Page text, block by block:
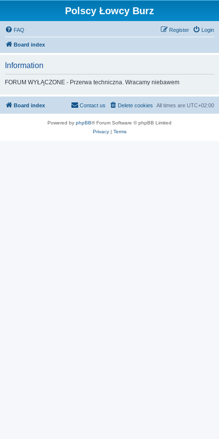
Polscy Łowcy Burz
FAQ Login
Register
Board index
Information
FORUM WYŁĄCZONE - Przerwa techniczna. Wracamy niebawem
Board index All times are UTC+02:00
Delete cookies
Contact us
Powered by phpBB® Forum Software © phpBB Limited
Privacy| Terms